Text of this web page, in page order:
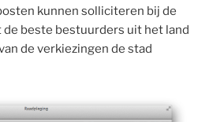
kunnen solliciteren bij de
de beste bestuurders uit het land
de verkiezingen de stad